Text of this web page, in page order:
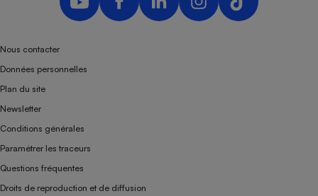
Nous contacter
Données personnelles
Plan du site
Newsletter
Conditions générales
Paramétrer les traceurs
Questions fréquentes
Droits de reproduction et de diffusion